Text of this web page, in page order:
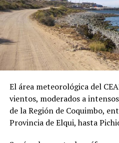
El área meteorológica del
vientos, moderados a
de la Región de Coquimbo,
Provincia de Elqui, hasta